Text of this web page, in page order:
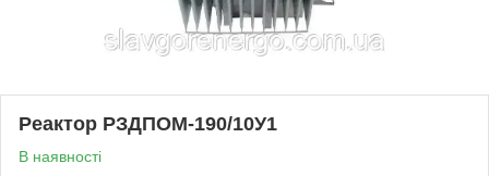
Реактор РЗДПОМ-190/10У1
В наявності